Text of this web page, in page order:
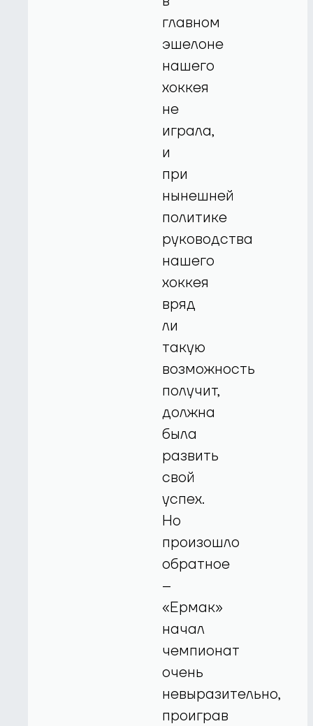
главном
эшелоне
нашего
хоккея
не
играла,
и
при
нынешней
политике
руководства
нашего
хоккея
вряд
ли
такую
возможность
получит,
должна
была
развить
свой
успех.
Но
произошло
обратное
–
«Ермак»
начал
чемпионат
очень
невыразительно,
проиграв